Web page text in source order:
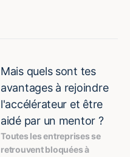
Mais quels sont tes
avantages à rejoindre
l'accélérateur et être
aidé par un mentor ?
Toutes les entreprises se
retrouvent bloquées à